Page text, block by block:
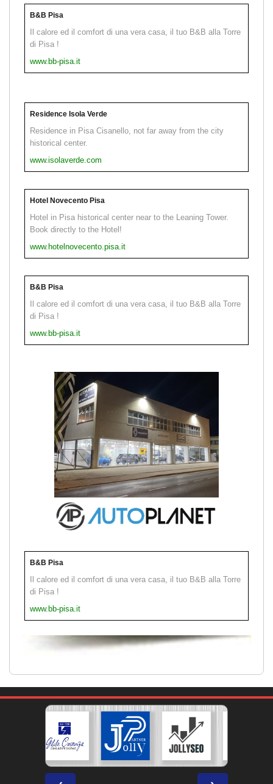
B&B Pisa
Il calore ed il comfort di una vera casa, il tuo B&B alla Torre
di Pisa !
www.bb-pisa.it
Residence Isola Verde
Residence in Pisa Cisanello, not far away from the city
historical center.
www.isolaverde.com
Hotel Novecento Pisa
Hotel in Pisa historical center near to the Leaning Tower.
Book directly to the Hotel!
www.hotelnovecento.pisa.it
B&B Pisa
Il calore ed il comfort di una vera casa, il tuo B&B alla Torre
di Pisa !
www.bb-pisa.it
B&B Pisa
Il calore ed il comfort di una vera casa, il tuo B&B alla Torre
di Pisa !
www.bb-pisa.it